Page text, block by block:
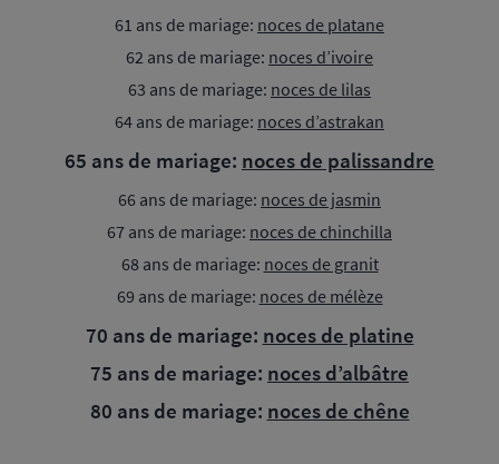
61 ans de mariage: noces de platane
62 ans de mariage: noces d’ivoire
63 ans de mariage: noces de lilas
64 ans de mariage: noces d’astrakan
65 ans de mariage: noces de palissandre
66 ans de mariage: noces de jasmin
67 ans de mariage: noces de chinchilla
68 ans de mariage: noces de granit
69 ans de mariage: noces de mélèze
70 ans de mariage: noces de platine
75 ans de mariage: noces d’albâtre
80 ans de mariage: noces de chêne